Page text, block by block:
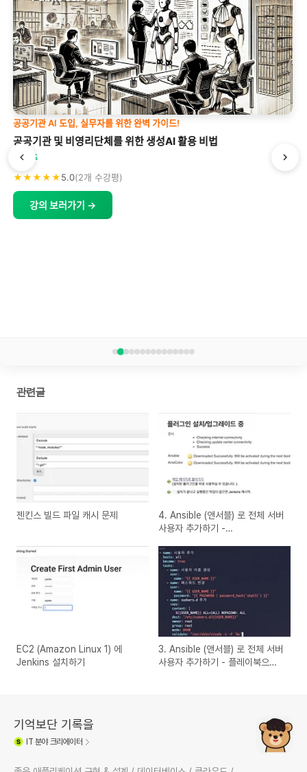
스프링을 제대로 배우고 싶다면, 이것은 필수입니다!
토비의 클린 스프링 - 도메인 모델 패턴과 헥사고날 아키텍처 Part
토비
★★★★★5.0(253개 수강평)
"마치 함께 일하는 선배님과 같이 프로젝트를 처음부터 만들어 가는 기분이 들
관련글
젠킨스 빌드 파일 캐시 문제
4. Ansible (앤서블) 로 전체 서버
사용자 추가하기 -
EC2 (Amazon Linux 1) 에
Jenkins 설치하기
3. Ansible (앤서블) 로 전체 서버
사용자 추가하기 - 플레이북으로
기억보단 기록을
IT 분야 크리에이터